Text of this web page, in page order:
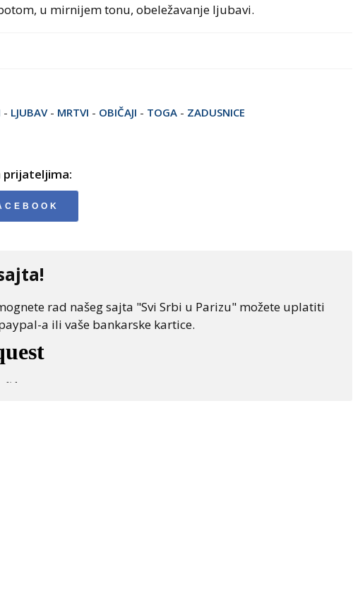
u mirnijem tonu, obeležavanje ljubavi.
- LJUBAV- MRTVI - OBIČAJI - TOGA - ZADUSNICE
prijateljima:
rad našeg sajta "Svi Srbi u Parizu" možete uplatiti
a ili vaše bankarske kartice.